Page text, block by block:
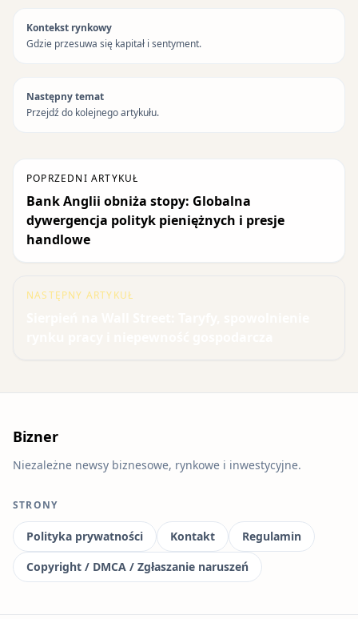
Kontekst rynkowy
Gdzie przesuwa się kapitał i sentyment.
Następny temat
Przejdź do kolejnego artykułu.
POPRZEDNI ARTYKUŁ
Bank Anglii obniża stopy: Globalna
dywergencja polityk pieniężnych i presje
handlowe
NASTĘPNY ARTYKUŁ
Bizner
Niezależne newsy biznesowe, rynkowe i inwestycyjne.
STRONY
Polityka prywatności Kontakt
Regulamin
Copyright / DMCA / Zgłaszanie naruszeń